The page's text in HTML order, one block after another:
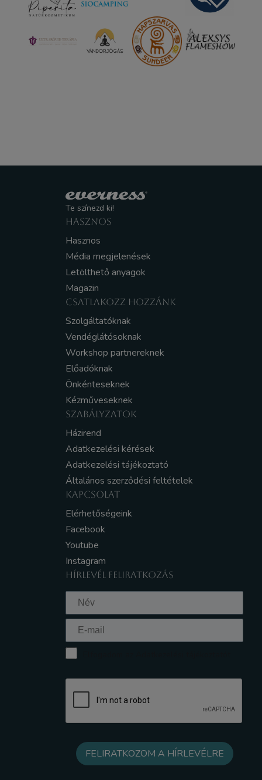
Te színezd ki!
HASZNOS
Hasznos
Média megjelenések
Letölthető anyagok
Magazin
CSATLAKOZZ HOZZÁNK
Szolgáltatóknak
Vendéglátósoknak
Workshop partnereknek
Előadóknak
Önkénteseknek
Kézműveseknek
SZABÁLYZATOK
Házirend
Adatkezelési kérések
Adatkezelési tájékoztató
Általános szerződési feltételek
KAPCSOLAT
Elérhetőségeink
Facebook
Youtube
Instagram
HÍRLEVÉL FELIRATKOZÁS